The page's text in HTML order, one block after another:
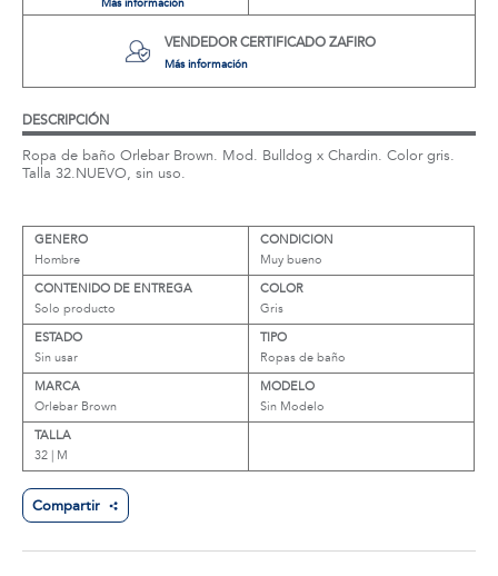
Más información
VENDEDOR CERTIFICADO ZAFIRO
Más información
DESCRIPCIÓN
Ropa de baño Orlebar Brown. Mod. Bulldog x Chardin. Color gris.
Talla 32.NUEVO, sin uso.
GENERO
Hombre
CONDICION
Muy bueno
CONTENIDO DE ENTREGA
Solo producto
COLOR
Gris
ESTADO
Sin usar
TIPO
Ropas de baño
MARCA
Orlebar Brown
MODELO
Sin Modelo
TALLA
32 | M
Compartir